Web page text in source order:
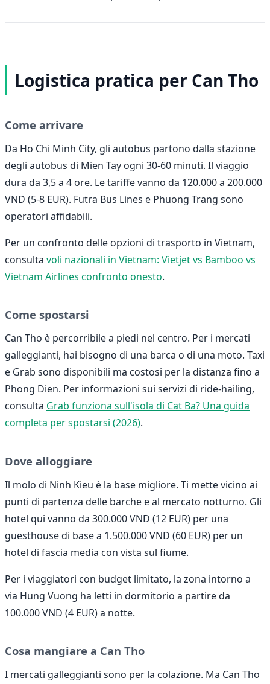
Logistica pratica per Can Tho
Come arrivare
Da Ho Chi Minh City, gli autobus partono dalla stazione
degli autobus di Mien Tay ogni 30-60 minuti. Il viaggio
dura da 3,5 a 4 ore. Le tariffe vanno da 120.000 a 200.000
VND (5-8 EUR). Futra Bus Lines e Phuong Trang sono
operatori affidabili.
Per un confronto delle opzioni di trasporto in Vietnam,
consulta voli nazionali in Vietnam: Vietjet vs Bamboo vs
Vietnam Airlines confronto onesto.
Come spostarsi
Can Tho è percorribile a piedi nel centro. Per i mercati
galleggianti, hai bisogno di una barca o di una moto. Taxi
e Grab sono disponibili ma costosi per la distanza fino a
Phong Dien. Per informazioni sui servizi di ride-hailing,
consulta Grab funziona sull'isola di Cat Ba? Una guida
completa per spostarsi (2026).
Dove alloggiare
Il molo di Ninh Kieu è la base migliore. Ti mette vicino ai
punti di partenza delle barche e al mercato notturno. Gli
hotel qui vanno da 300.000 VND (12 EUR) per una
guesthouse di base a 1.500.000 VND (60 EUR) per un
hotel di fascia media con vista sul fiume.
Per i viaggiatori con budget limitato, la zona intorno a
via Hung Vuong ha letti in dormitorio a partire da
100.000 VND (4 EUR) a notte.
Cosa mangiare a Can Tho
I mercati galleggianti sono per la colazione. Ma Can Tho